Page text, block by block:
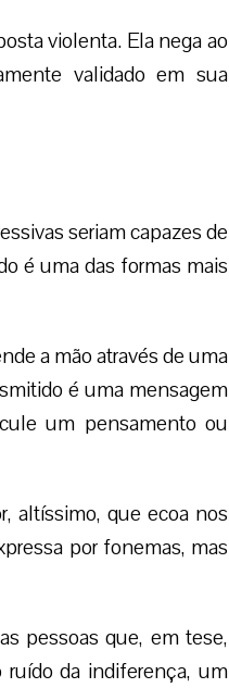
violenta. Ela nega ao
validado em sua
seriam capazes de
é uma das formas mais
a mão através de uma
é uma mensagem
um pensamento ou
altíssimo, que ecoa nos
por fonemas, mas
pessoas que, em tese,
ruído da indiferença, um